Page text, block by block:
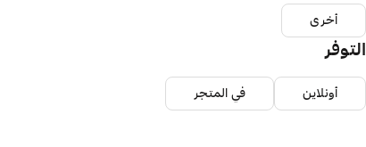
أخرى
التوفر
أونلاين في المتجر